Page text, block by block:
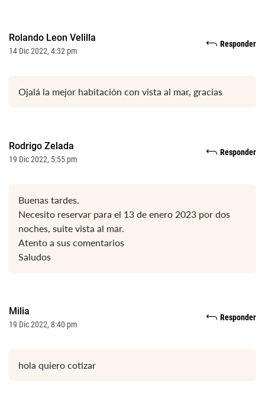
Rolando Leon Velilla
14 Dic 2022, 4:32 pm
Responder
Ojalá la mejor habitación con vista al mar, gracias
Rodrigo Zelada
19 Dic 2022, 5:55 pm
Responder
Buenas tardes.
Necesito reservar para el 13 de enero 2023 por dos
noches, suite vista al mar.
Atento a sus comentarios
Saludos
Milia
19 Dic 2022, 8:40 pm
Responder
hola quiero cotizar